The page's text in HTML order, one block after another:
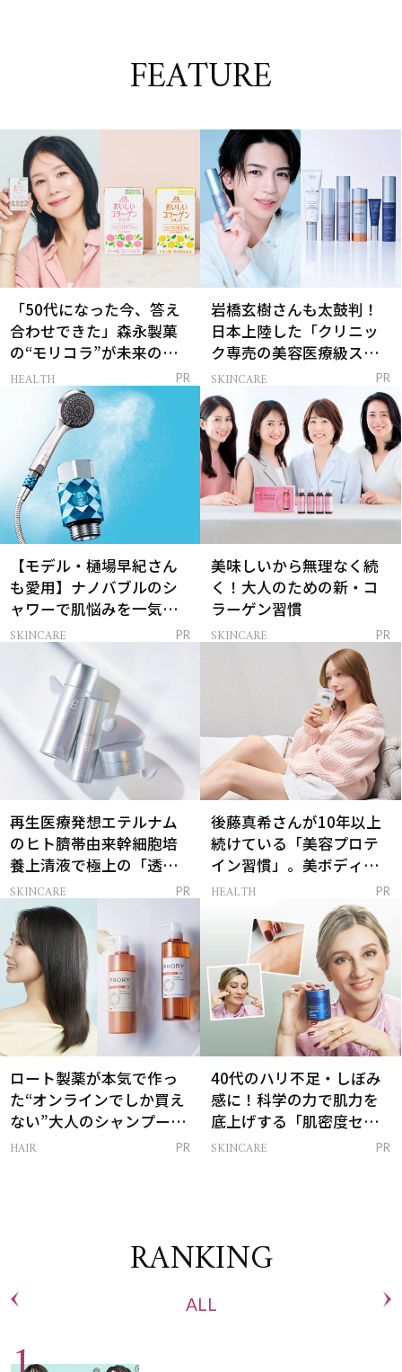
FEATURE
「50代になった今、答え
合わせできた」森永製菓
の“モリコラ”が未来のキ
レイを連れてくる！
HEALTH PR
岩橋玄樹さんも太鼓判！
日本上陸した「クリニッ
ク専売の美容医療級スキ
ンケア」
SKINCARE PR
【モデル・樋場早紀さん
も愛用】ナノバブルのシ
ャワーで肌悩みを一気に
解決
SKINCARE PR
美味しいから無理なく続
く！大人のための新・コ
ラーゲン習慣
SKINCARE PR
再生医療発想エテルナム
のヒト臍帯由来幹細胞培
養上清液で極上の「透明
感ハリ肌」へ
SKINCARE PR
後藤真希さんが10年以上
続けている「美容プロテ
イン習慣」。美ボディを
支える朝ルーティンと
HEALTH PR
ロート製薬が本気で作っ
た“オンラインでしか買え
ない”大人のシャンプー＆
トリートメントって？
HAIR PR
40代のハリ不足・しぼみ
感に！科学の力で肌力を
底上げする「肌密度セラ
ム」
SKINCARE PR
RANKING
ALL